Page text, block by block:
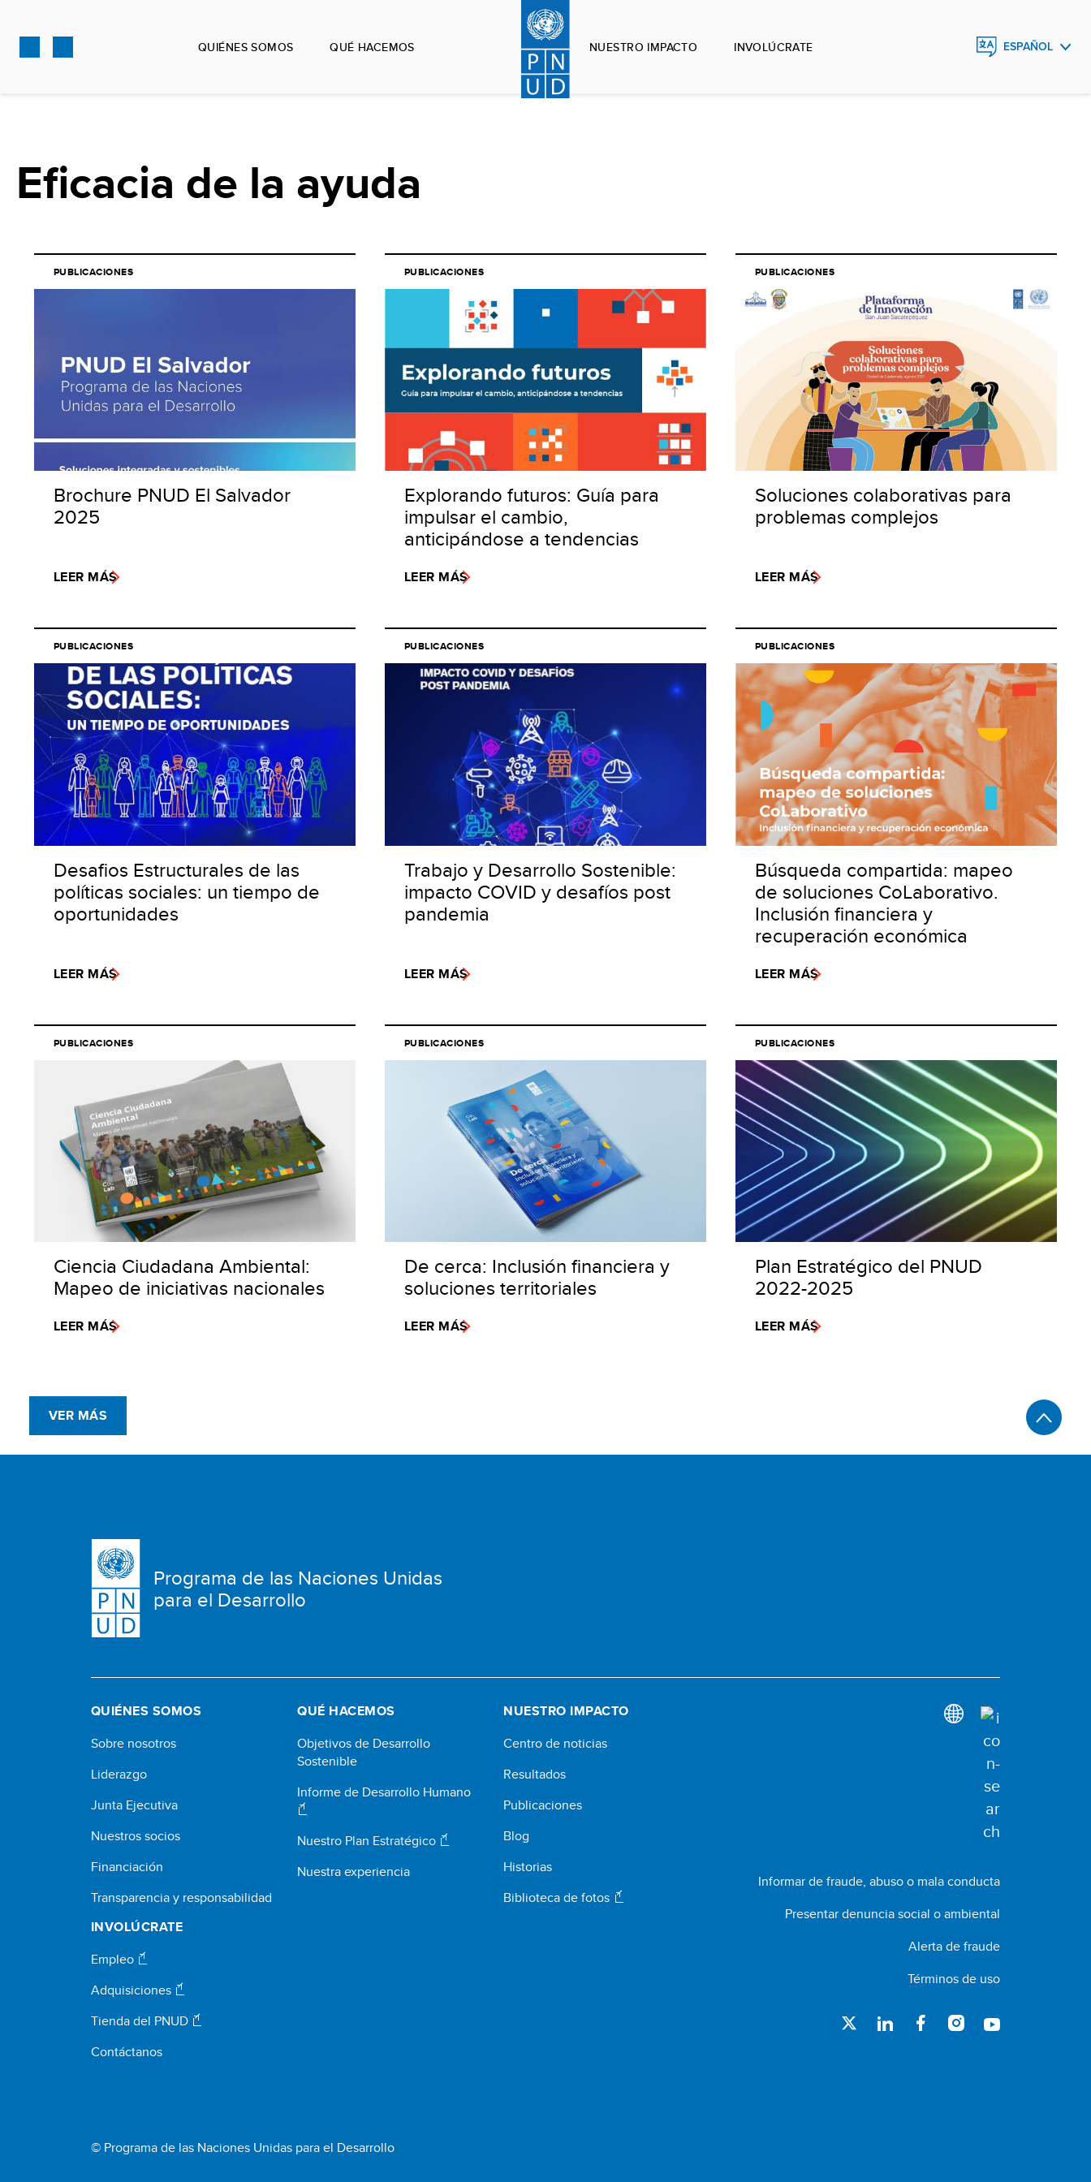
contenido
QUIÉNES SOMOS QUÉ HACEMOS NUESTRO IMPACTO INVOLÚCRATE ESPAÑOL
Eficacia de la ayuda
PUBLICACIONES
Brochure PNUD El Salvador
2025
LEER MÁS
PUBLICACIONES
Explorando futuros: Guía para
impulsar el cambio,
anticipándose a tendencias
LEER MÁS
PUBLICACIONES
Soluciones colaborativas para
problemas complejos
LEER MÁS
PUBLICACIONES
Desafios Estructurales de las
políticas sociales: un tiempo de
oportunidades
LEER MÁS
PUBLICACIONES
Trabajo y Desarrollo Sostenible:
impacto COVID y desafíos post
pandemia
LEER MÁS
PUBLICACIONES
Búsqueda compartida: mapeo
de soluciones CoLaborativo.
Inclusión financiera y
recuperación económica
LEER MÁS
PUBLICACIONES
Ciencia Ciudadana Ambiental:
Mapeo de iniciativas nacionales
LEER MÁS
PUBLICACIONES
De cerca: Inclusión financiera y
soluciones territoriales
LEER MÁS
PUBLICACIONES
Plan Estratégico del PNUD
2022-2025
LEER MÁS
VER MÁS
Programa de las Naciones Unidas
para el Desarrollo
QUIÉNES SOMOS
Sobre nosotros
Liderazgo
Junta Ejecutiva
Nuestros socios
Financiación
Transparencia y responsabilidad
QUÉ HACEMOS
Objetivos de Desarrollo
Sostenible
Informe de Desarrollo Humano
Nuestro Plan Estratégico
Nuestra experiencia
NUESTRO IMPACTO
Centro de noticias
Resultados
Publicaciones
Blog
Historias
Biblioteca de fotos
INVOLÚCRATE
Empleo
Adquisiciones
Tienda del PNUD
Contáctanos
Informar de fraude, abuso o mala conducta
Presentar denuncia social o ambiental
Alerta de fraude
Términos de uso
© Programa de las Naciones Unidas para el Desarrollo